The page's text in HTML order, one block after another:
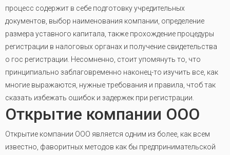
процесс содержит в себе подготовку учредительных
документов, выбор наименования компании, определение
размера уставного капитала, также прохождение процедуры
регистрации в налоговых органах и получение свидетельства
о гос регистрации. Несомненно, стоит упомянуть то, что
принципиально заблаговременно наконец-то изучить все, как
многие выражаются, нужные требования и правила, чтоб так
сказать избежать ошибок и задержек при регистрации.
Открытие компании ООО
Открытие компании ООО является одним из более, как всем
известно, фаворитных методов как бы предпринимательской